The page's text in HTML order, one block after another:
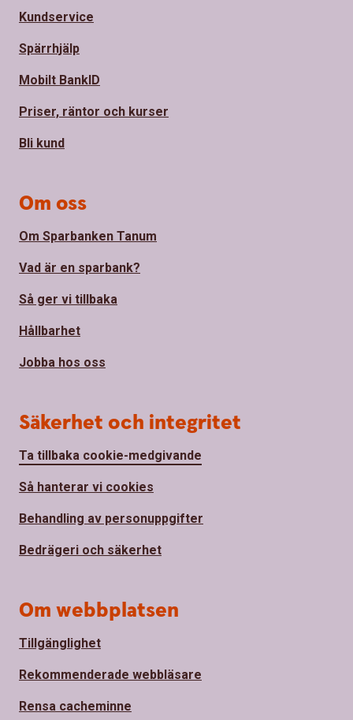
Kundservice
Spärrhjälp
Mobilt BankID
Priser, räntor och kurser
Bli kund
Om oss
Om Sparbanken Tanum
Vad är en sparbank?
Så ger vi tillbaka
Hållbarhet
Jobba hos oss
Säkerhet och integritet
Ta tillbaka cookie-medgivande
Så hanterar vi cookies
Behandling av personuppgifter
Bedrägeri och säkerhet
Om webbplatsen
Tillgänglighet
Rekommenderade webbläsare
Rensa cacheminne